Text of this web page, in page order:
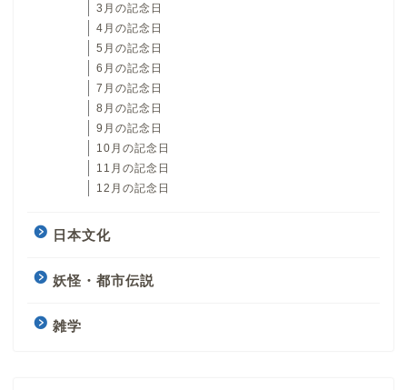
3月の記念日
4月の記念日
5月の記念日
6月の記念日
7月の記念日
8月の記念日
9月の記念日
10月の記念日
11月の記念日
12月の記念日
日本文化
妖怪・都市伝説
雑学